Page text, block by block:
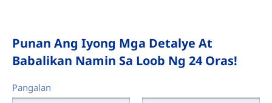
Punan Ang Iyong Mga Detalye At
Babalikan Namin Sa Loob Ng 24 Oras!
Pangalan